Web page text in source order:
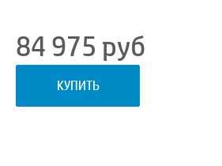
84 975 руб
КУПИТЬ